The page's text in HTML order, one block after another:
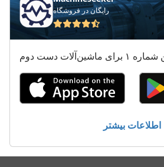
ماشین های مرتب کننده
مواد بسته بندی
می توانید ماشین بسته بندی
هماهنگ کردن دستگاه های خسته کننده
رایگان در فروشگاه
اطلاعات بیشتر